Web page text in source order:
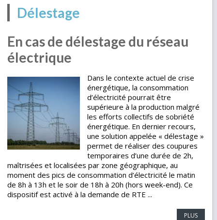
Délestage
En cas de délestage du réseau
électrique
Dans le contexte actuel de crise
énergétique, la consommation
d’électricité pourrait être
supérieure à la production malgré
les efforts collectifs de sobriété
énergétique. En dernier recours,
une solution appelée « délestage »
permet de réaliser des coupures
temporaires d’une durée de 2h,
maîtrisées et localisées par zone géographique, au
moment des pics de consommation d’électricité le matin
de 8h à 13h et le soir de 18h à 20h (hors week-end). Ce
dispositif est activé à la demande de RTE ...
PLUS